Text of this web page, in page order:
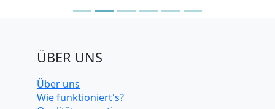
ÜBER UNS
Über uns
Wie funktioniert's?